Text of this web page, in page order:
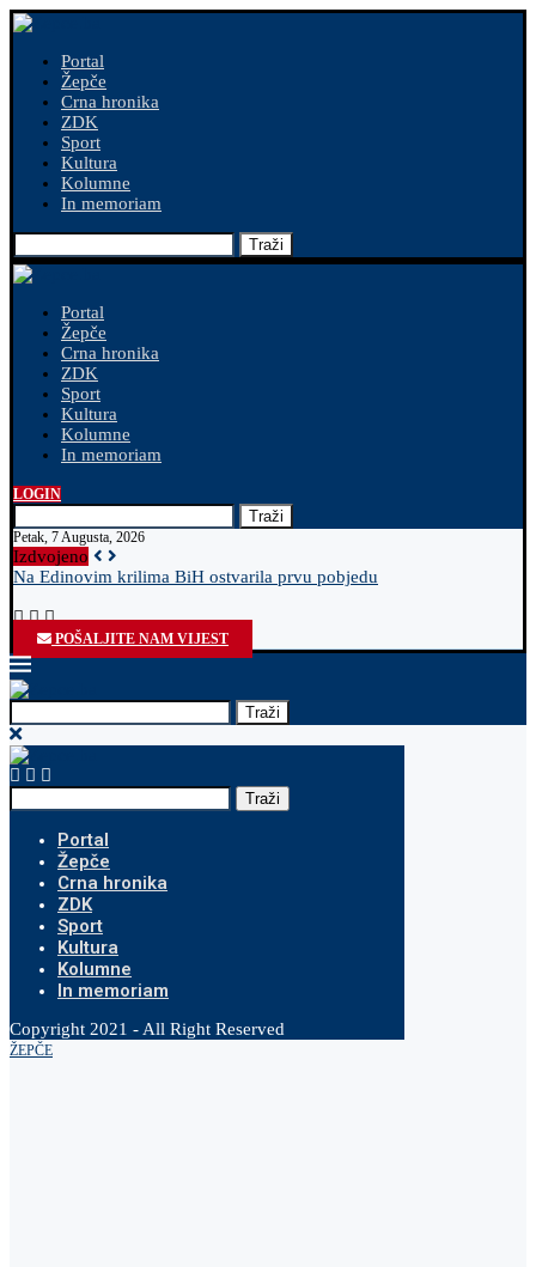
Portal
Žepče
Crna hronika
ZDK
Sport
Kultura
Kolumne
In memoriam
Traži
Portal
Žepče
Crna hronika
ZDK
Sport
Kultura
Kolumne
In memoriam
LOGIN
Traži
Petak, 7 Augusta, 2026
Izdvojeno
Na Edinovim krilima BiH ostvarila prvu pobjedu
POŠALJITE NAM VIJEST
Traži
Traži
Portal
Žepče
Crna hronika
ZDK
Sport
Kultura
Kolumne
In memoriam
Copyright 2021 - All Right Reserved
ŽEPČE